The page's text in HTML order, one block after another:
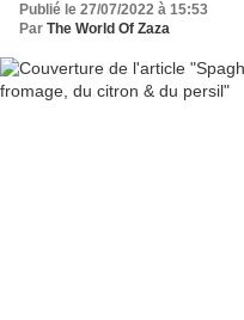
Publié le 27/07/2022 à 15:53
Par The World Of Zaza